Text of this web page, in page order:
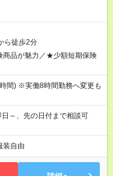
ら徒歩2分
商品が魅力／★少額短期保険
間) ※実働8時間勤務へ変更も
～、先の日付まで相談可
装自由